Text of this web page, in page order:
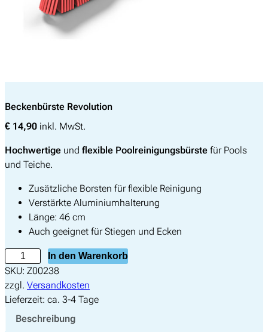
Beckenbürste Revolution
€ 14,90 inkl. MwSt.
Hochwertige und flexible Poolreinigungsbürste für Pools
und Teiche.
Zusätzliche Borsten für flexible Reinigung
Verstärkte Aluminiumhalterung
Länge: 46 cm
Auch geeignet für Stiegen und Ecken
e
c
k
In den Warenkorb
SKU: Z00238
zzgl. Versandkosten
Lieferzeit: ca. 3-4 Tage
Beschreibung